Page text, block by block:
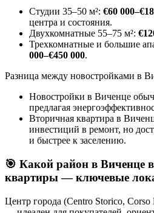
Студии 35–50 м²: €60
центра и состояния.
Двухкомнатные 55–75 м²:
Трехкомнатные и большие
000–€450 000.
Разница между новостройками в
Новостройки в Виченце
предлагая
Вторичная квартира в
инвестиций в ремонт, но
и быстрее к заселению.
🎯 Какой район в Виченце
квартиры — ключевые
Центр города (Centro Storico, Corso